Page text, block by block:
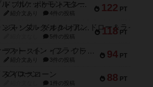
122 PT
ドブル：ポケットモンスター
紹介文あり 4件の投稿
118 PT
ジャンヌ・ダルク-オルレアン ドロー＆ライト
5件の投稿
94 PT
ファースト・イン・フライト
紹介文あり 3件の投稿
88 PT
ダイススローン
1件の投稿